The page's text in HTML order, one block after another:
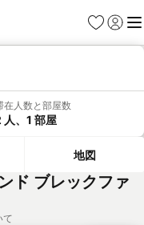
お気に入り
ログイ
メ
在人数と部屋数
人、1 部屋
地図
ド ブレックファ
て